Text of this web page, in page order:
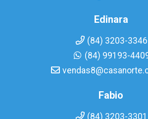
Edinara
(84) 3203-3346
(84) 99193-
Fabio
(84) 3203-3301